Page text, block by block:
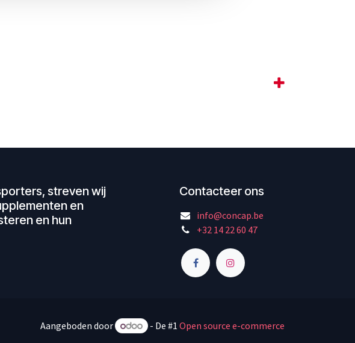
streven wij
en
en hun
Contacteer ons
info@concap.be
+32 14 22 60 47
Aangeboden door - De #1 Open source e-commerce